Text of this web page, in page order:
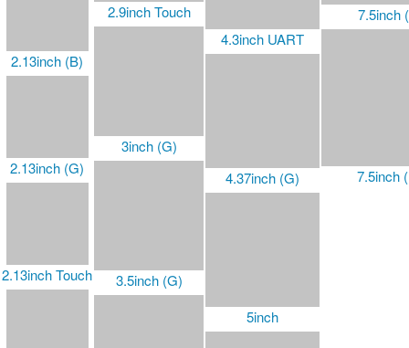
2.13inch (B)
2.13inch (G)
2.13inch Touch
2.9inch Touch
3inch (G)
3.5inch (G)
4.3inch UART
4.37inch (G)
5inch
7.5inch
7.5inch